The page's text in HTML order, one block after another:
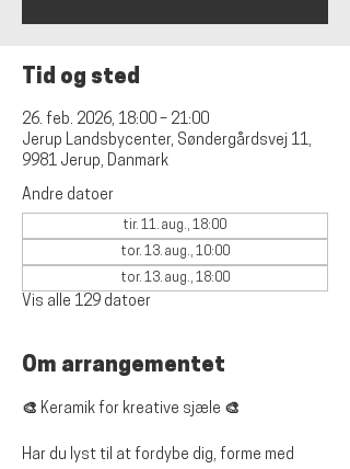
Tid og sted
26. feb. 2026, 18:00 – 21:00
Jerup Landsbycenter, Søndergårdsvej 11,
9981 Jerup, Danmark
Andre datoer
tir. 11. aug., 18:00
tor. 13. aug., 10:00
tor. 13. aug., 18:00
Vis alle 129 datoer
Om arrangementet
🎨 Keramik for kreative sjæle 🎨
Har du lyst til at fordybe dig, forme med